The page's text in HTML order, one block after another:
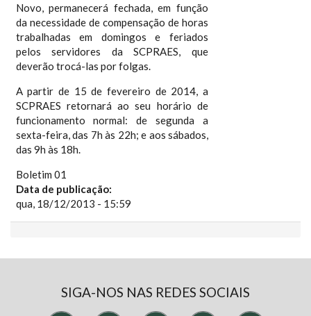
Novo, permanecerá fechada, em função
da necessidade de compensação de horas
trabalhadas em domingos e feriados
pelos servidores da SCPRAES, que
deverão trocá-las por folgas.
A partir de 15 de fevereiro de 2014, a
SCPRAES retornará ao seu horário de
funcionamento normal: de segunda a
sexta-feira, das 7h às 22h; e aos sábados,
das 9h às 18h.
Boletim 01
Data de publicação:
qua, 18/12/2013 - 15:59
SIGA-NOS NAS REDES SOCIAIS